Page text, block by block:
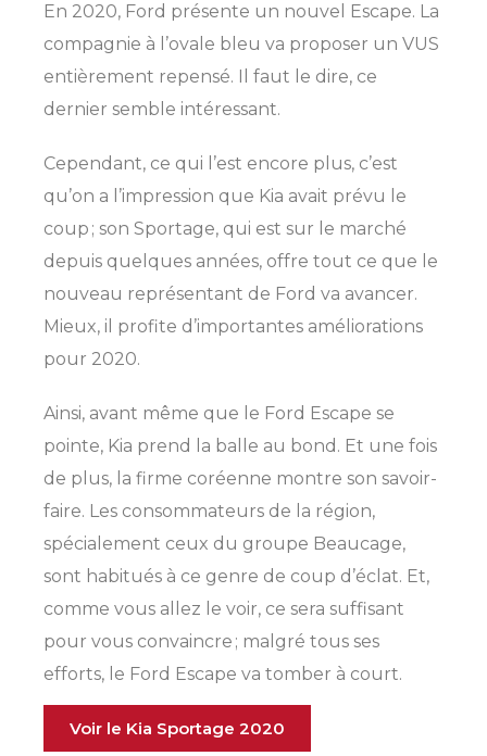
En 2020, Ford présente un nouvel Escape. La
compagnie à l’ovale bleu va proposer un VUS
entièrement repensé. Il faut le dire, ce
dernier semble intéressant.
Cependant, ce qui l’est encore plus, c’est
qu’on a l’impression que Kia avait prévu le
coup ; son Sportage, qui est sur le marché
depuis quelques années, offre tout ce que le
nouveau représentant de Ford va avancer.
Mieux, il profite d’importantes améliorations
pour 2020.
Ainsi, avant même que le Ford Escape se
pointe, Kia prend la balle au bond. Et une fois
de plus, la firme coréenne montre son savoir-
faire. Les consommateurs de la région,
spécialement ceux du groupe Beaucage,
sont habitués à ce genre de coup d’éclat. Et,
comme vous allez le voir, ce sera suffisant
pour vous convaincre ; malgré tous ses
efforts, le Ford Escape va tomber à court.
Voir le Kia Sportage 2020